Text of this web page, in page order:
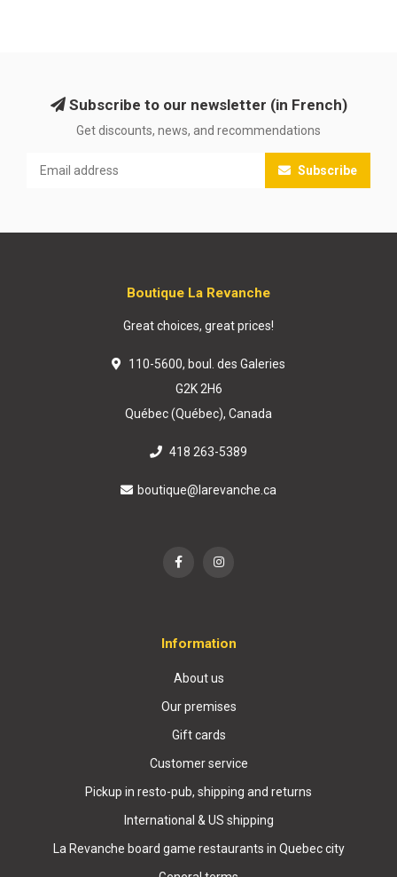
Subscribe to our newsletter (in French)
Get discounts, news, and recommendations
Subscribe
Boutique La Revanche
Great choices, great prices!
110-5600, boul. des Galeries
G2K 2H6
Québec (Québec), Canada
418 263-5389
boutique@larevanche.ca
Information
About us
Our premises
Gift cards
Customer service
Pickup in resto-pub, shipping and returns
International & US shipping
La Revanche board game restaurants in Quebec city